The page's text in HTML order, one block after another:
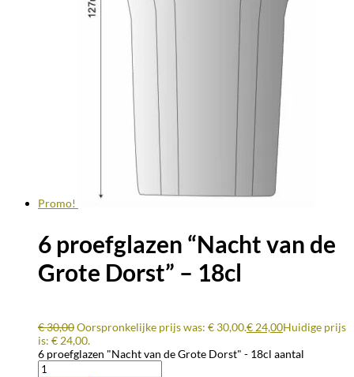
Promo!
6 proefglazen “Nacht van de
Grote Dorst” – 18cl
€30,00Oorspronkelijke prijs was: € 30,00.€ 24,00Huidige prijs
is: € 24,00.
6 proefglazen "Nacht van de Grote Dorst" - 18cl aantal